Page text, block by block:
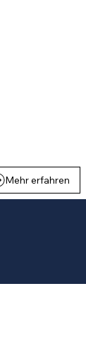
Mehr erfahren